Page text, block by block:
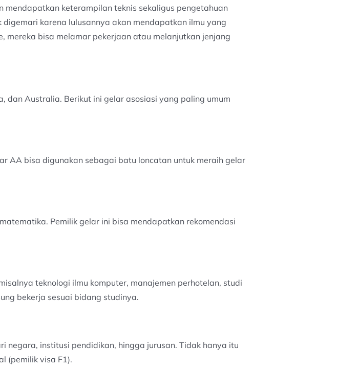
keterampilan teknis sekaligus pengetahuan
karena lulusannya akan mendapatkan ilmu yang
bisa melamar pekerjaan atau melanjutkan jenjang
dan Australia. Berikut ini gelar asosiasi yang paling umum
AA bisa digunakan sebagai batu loncatan untuk meraih gelar
Pemilik gelar ini bisa mendapatkan rekomendasi
teknologi ilmu komputer, manajemen perhotelan, studi
bekerja sesuai bidang studinya.
institusi pendidikan, hingga jurusan. Tidak hanya itu
(pemilik visa F1).